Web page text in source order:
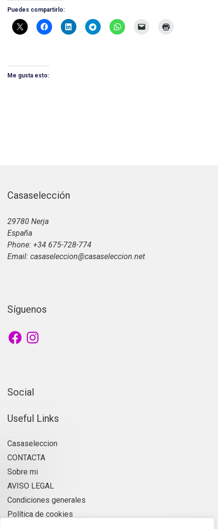
Puedes compartirlo:
Me gusta esto:
Casaselección
29780 Nerja
España
Phone: +34 675-728-774
Email: casaseleccion@casaseleccion.net
Síguenos
FacebookInstagram
Social
Useful Links
Casaseleccion
CONTACTA
Sobre mi
AVISO LEGAL
Condiciones generales
Política de cookies